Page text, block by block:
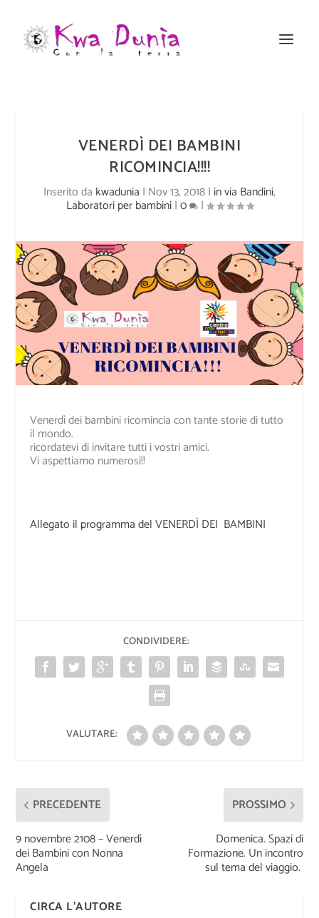
VENERDÌ DEI BAMBINI
RICOMINCIA!!!!
Inserito da kwadunia | Nov 13, 2018| in via Bandini,
Laboratori per bambini|0 |
Venerdì dei bambini ricomincia con tante storie di tutto
il mondo.
ricordatevi di invitare tutti i vostri amici.
Vi aspettiamo numerosi!!
Allegato il programma del VENERDÌ DEI BAMBINI
CONDIVIDERE:
VALUTARE:
PRECEDENTE
9 novembre 2108 – Venerdì
dei Bambini con Nonna
Angela
PROSSIMO
Domenica. Spazi di
Formazione. Un incontro
sul tema del viaggio.
CIRCA L'AUTORE